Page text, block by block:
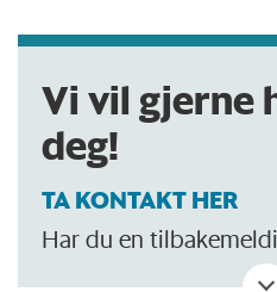
Vi vil gjerne
deg!
TA KONTAKT HER
Har du en
eller kritikk? Eller tips